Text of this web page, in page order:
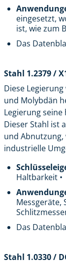
eingesetzt,
ist, wie zum
Das
Stahl 1.2379 /
Diese
und Molybdän
Legierung
Dieser Stahl ist
und
industrielle
Haltbarkeit •
Messgeräte,
Das
Stahl 1.0330 /